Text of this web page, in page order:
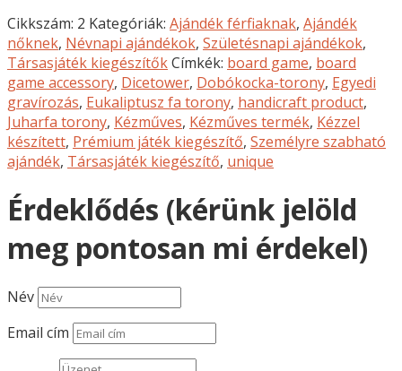
Cikkszám: 2 Kategóriák: Ajándék férfiaknak, Ajándék
nőknek, Névnapi ajándékok, Születésnapi ajándékok,
Társasjáték kiegészítőkCímkék: board game, board
game accessory, Dicetower, Dobókocka-torony, Egyedi
gravírozás, Eukaliptusz fa torony, handicraft product,
Juharfa torony, Kézműves, Kézműves termék, Kézzel
készített, Prémium játék kiegészítő, Személyre szabható
ajándék, Társasjáték kiegészítő, unique
Érdeklődés (kérünk jelöld
meg pontosan mi érdekel)
Név
Email cím